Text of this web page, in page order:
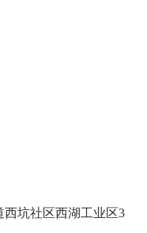
坑社区西湖工业区3